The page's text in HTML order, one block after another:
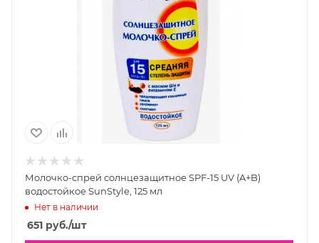
Молочко-спрей солнцезащитное SPF-15 UV (A+B)
водостойкое SunStyle, 125 мл
Нет в наличии
651 руб./шт